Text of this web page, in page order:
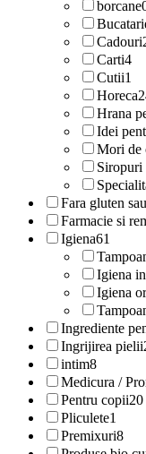
borcane
Cadouri
Carti4
Cutii1
Horeca
Hrana
Idei
Mori de
Siropuri
Fara gluten
Farmacie si
Igiena61
Igiena
Igiena
Ingrediente
Ingrijirea pielii
intim8
Medicura /
Pentru copii20
Pliculete1
Premixuri8